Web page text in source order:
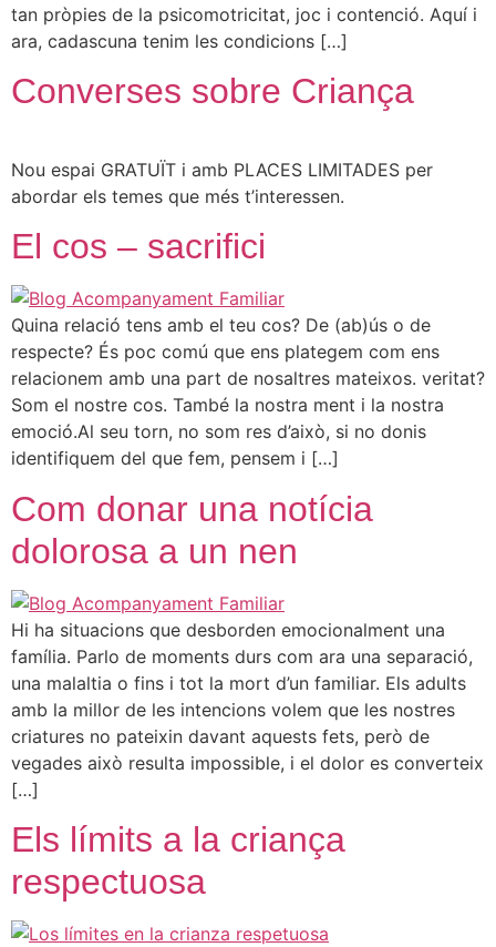
tan pròpies de la psicomotricitat, joc i contenció. Aquí i
ara, cadascuna tenim les condicions […]
Converses sobre Criança
Nou espai GRATUÏT i amb PLACES LIMITADES per
abordar els temes que més t’interessen.
El cos – sacrifici
Quina relació tens amb el teu cos? De (ab)ús o de
respecte? És poc comú que ens plategem com ens
relacionem amb una part de nosaltres mateixos. veritat?
Som el nostre cos. També la nostra ment i la nostra
emoció.Al seu torn, no som res d’això, si no donis
identifiquem del que fem, pensem i […]
Com donar una notícia
dolorosa a un nen
Hi ha situacions que desborden emocionalment una
família. Parlo de moments durs com ara una separació,
una malaltia o fins i tot la mort d’un familiar. Els adults
amb la millor de les intencions volem que les nostres
criatures no pateixin davant aquests fets, però de
vegades això resulta impossible, i el dolor es converteix
[…]
Els límits a la criança
respectuosa